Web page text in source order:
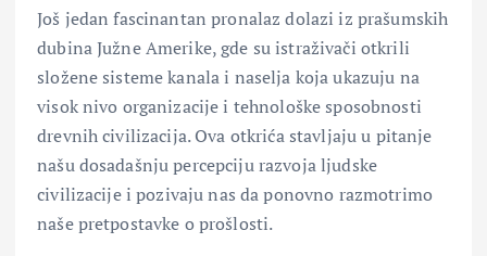
Još jedan fascinantan pronalaz dolazi iz prašumskih
dubina Južne Amerike, gde su istraživači otkrili
složene sisteme kanala i naselja koja ukazuju na
visok nivo organizacije i tehnološke sposobnosti
drevnih civilizacija. Ova otkrića stavljaju u pitanje
našu dosadašnju percepciju razvoja ljudske
civilizacije i pozivaju nas da ponovno razmotrimo
naše pretpostavke o prošlosti.